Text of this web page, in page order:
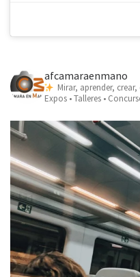
afcamaraenmano
Mirar, aprender,
Expos • Talleres •